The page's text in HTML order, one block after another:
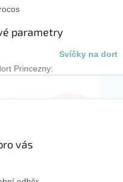
parametry
Svíčky na dort
Princezny:
vás